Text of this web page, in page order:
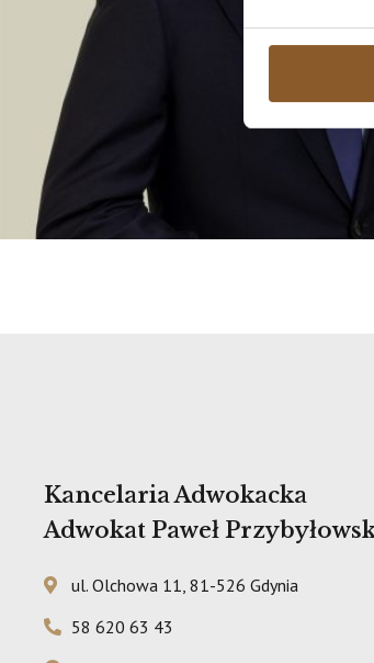
Kancelaria Adwokacka
Adwokat Paweł
ul. Olchowa 11, 81-526 Gdynia
58 620 63 43